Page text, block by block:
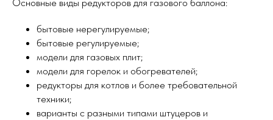
Основные виды редукторов для газового баллона:
бытовые нерегулируемые;
бытовые регулируемые;
модели для газовых плит;
модели для горелок и обогревателей;
редукторы для котлов и более требовательной
техники;
варианты с разными типами штуцеров и